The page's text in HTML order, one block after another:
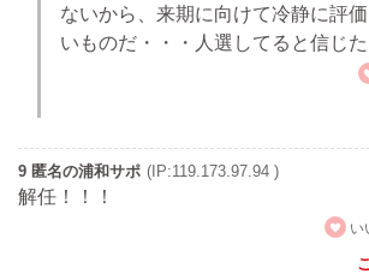
ないから、来期に向けて冷静に評
いものだ・・・人選してると信じた
9 匿名の浦和サポ (IP:119.173.97.94 )
解任！！！
い